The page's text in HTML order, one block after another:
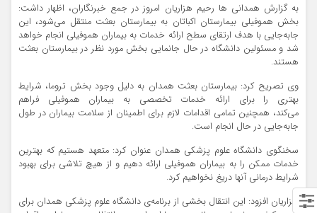
به گزارش همدانی ها رحیم هزاریان امروز در جمع خبرنگاران، اظهار داشت:
بخش هموفیلی بیمارستان اکباتان به بیمارستان بعثت منتقل می‌شود، این
جابه‌جایی با هدف ارتقای سطح ارائه خدمات به بیماران هموفیلی انجام خواهد
شد و مسئولین دانشگاه در حال جانمایی بخش مورد نظر در بیمارستان بعثت
هستند.
وی تصریح کرد: بیمارستان بعثت همدان به دلیل وجود بخش تروما، شرایط
بهتری را برای ارائه خدمات تخصصی به بیماران هموفیلی فراهم
می‌کند، همچنین تمامی اقدامات لازم برای اطمینان از سلامت بیماران در طول
جابه‌جایی در حال انجام است.
سخنگوی دانشگاه علوم پزشکی همدان عنوان کرد: متعهد هستیم که بهترین
خدمات ممکن را به بیماران هموفیلی ارائه دهیم و از هیچ تلاشی برای بهبود
شرایط درمانی آنها دریغ نخواهیم کرد.
هزاریان افزود: این انتقال بخشی از برنامه‌ی دانشگاه علوم پزشکی همدان برای